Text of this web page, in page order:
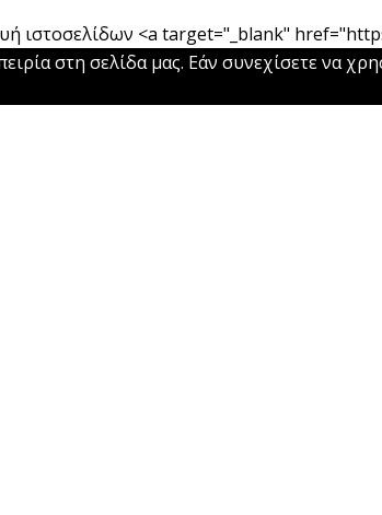
ιστοσελίδων <a target="_blank"
στη σελίδα μας. Εάν συνεχίσετε να